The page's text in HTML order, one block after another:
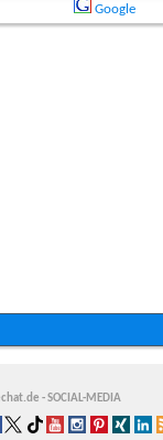
Google
- SOCIAL-MEDIA